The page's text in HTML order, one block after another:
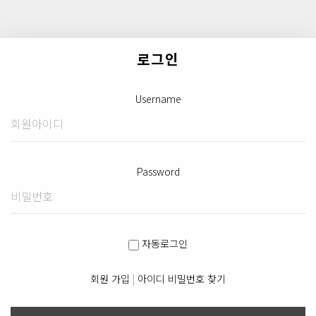
로그인
Username
Password
자동로그인
회원 가입 | 아이디 비밀번호 찾기